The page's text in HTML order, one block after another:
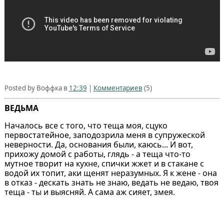
Posted by Воффка в 12:39 | Комментариев (5)
ВЕДЬМА
Началось все с того, что теща моя, сцуко
первостатейное, заподозрила меня в супружеской
неверности. Да, основания были, каюсь... И вот,
прихожу домой с работы, глядь - а теща что-то
мутное творит на кухне, спички жжет и в стакане с
водой их топит, аки щенят неразумных. Я к жене - она
в отказ - дескать знать не знаю, ведать не ведаю, твоя
теща - ты и выясняй. А сама аж сияет, змея.